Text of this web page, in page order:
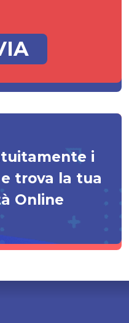
i
trova la tua
Online